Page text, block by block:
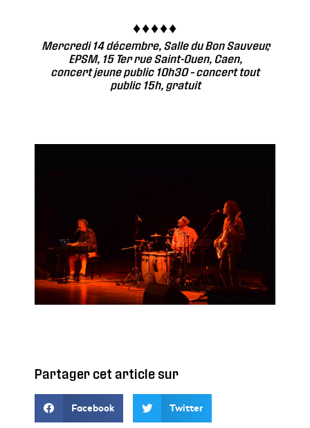
Mercredi 14 décembre, Salle du Bon Sauveur,
EPSM, 15 Ter rue Saint-Ouen, Caen,
concert jeune public 10h30 – concert tout
public 15h, gratuit
Partager cet article sur
Facebook Twitter